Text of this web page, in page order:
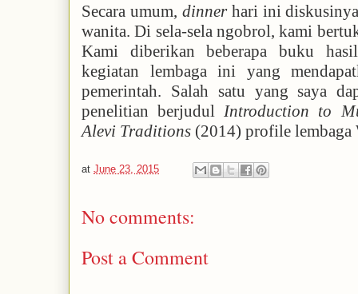
Secara umum, dinner hari ini
wanita. Di sela-sela ngobrol, kami
Kami diberikan beberapa buku
kegiatan lembaga ini yang
pemerintah. Salah satu yang saya
penelitian berjudulIntroduction to
Alevi Traditions (2014) profile
at June 23, 2015
No comments:
Post a Comment